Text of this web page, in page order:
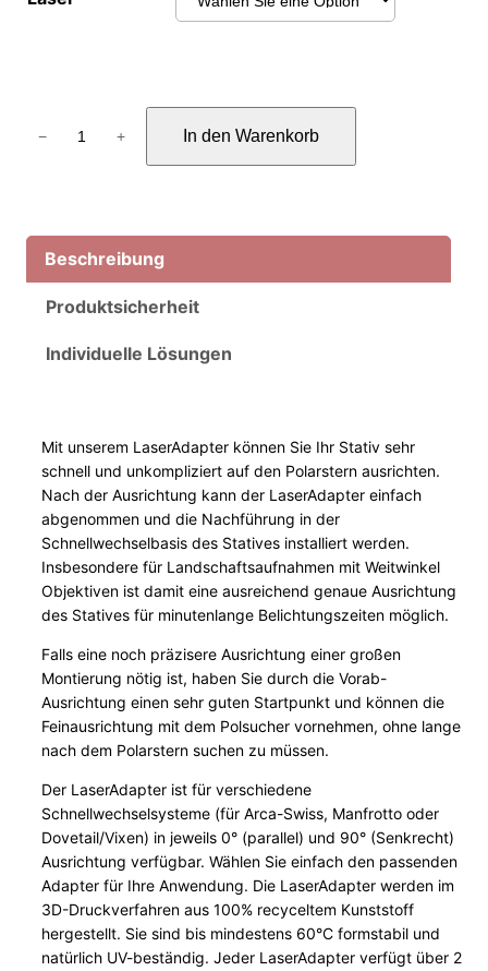
d
− + In den Warenkorb
Beschreibung
Produktsicherheit
Individuelle Lösungen
Mit unserem LaserAdapter können Sie Ihr Stativ sehr
schnell und unkompliziert auf den Polarstern ausrichten.
Nach der Ausrichtung kann der LaserAdapter einfach
abgenommen und die Nachführung in der
Schnellwechselbasis des Statives installiert werden.
Insbesondere für Landschaftsaufnahmen mit Weitwinkel
Objektiven ist damit eine ausreichend genaue Ausrichtung
des Statives für minutenlange Belichtungszeiten möglich.
Falls eine noch präzisere Ausrichtung einer großen
Montierung nötig ist, haben Sie durch die Vorab-
Ausrichtung einen sehr guten Startpunkt und können die
Feinausrichtung mit dem Polsucher vornehmen, ohne lange
nach dem Polarstern suchen zu müssen.
Der LaserAdapter ist für verschiedene
Schnellwechselsysteme (für Arca-Swiss, Manfrotto oder
Dovetail/Vixen) in jeweils 0° (parallel) und 90° (Senkrecht)
Ausrichtung verfügbar. Wählen Sie einfach den passenden
Adapter für Ihre Anwendung. Die LaserAdapter werden im
3D-Druckverfahren aus 100% recyceltem Kunststoff
hergestellt. Sie sind bis mindestens 60°C formstabil und
natürlich UV-beständig. Jeder LaserAdapter verfügt über 2